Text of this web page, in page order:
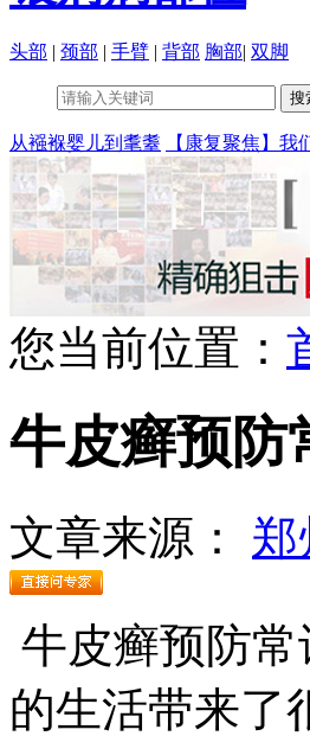
头部 | 颈部 | 手臂 | 背部 胸部| 双脚
从襁褓婴儿到耄耋 【康复聚焦】我
您当前位置：
牛皮癣预防
文章来源： 郑
牛皮癣预防
的生活带来了